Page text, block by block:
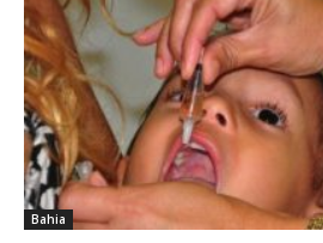
Bahia